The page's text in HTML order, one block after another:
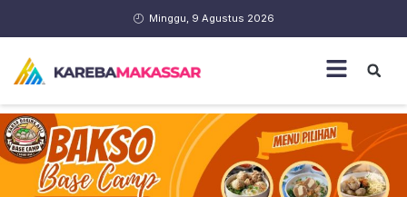
Minggu, 9 Agustus 2026